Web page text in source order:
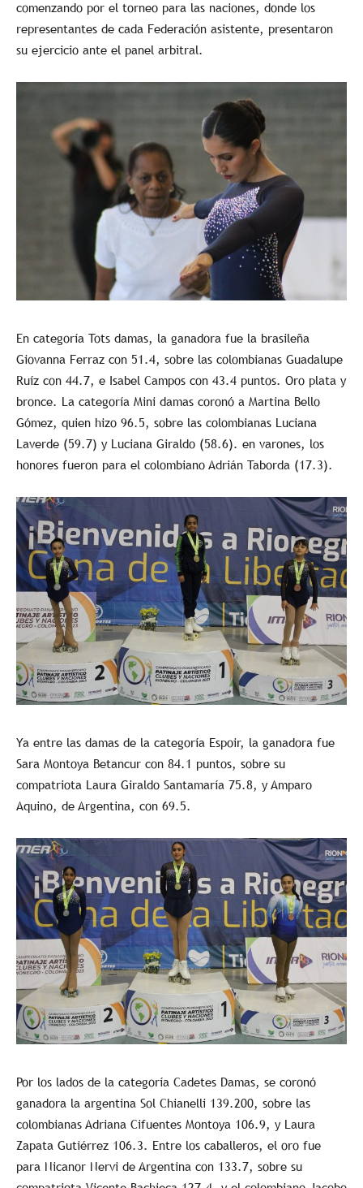
comenzando por el torneo para las naciones, donde los
representantes de cada Federación asistente, presentaron
su ejercicio ante el panel arbitral.
En categoría Tots damas, la ganadora fue la brasileña
Giovanna Ferraz con 51.4, sobre las colombianas Guadalupe
Ruíz con 44.7, e Isabel Campos con 43.4 puntos. Oro plata y
bronce. La categoría Mini damas coronó a Martina Bello
Gómez, quien hizo 96.5, sobre las colombianas Luciana
Laverde (59.7) y Luciana Giraldo (58.6). en varones, los
honores fueron para el colombiano Adrián Taborda (17.3).
Ya entre las damas de la categoría Espoir, la ganadora fue
Sara Montoya Betancur con 84.1 puntos, sobre su
compatriota Laura Giraldo Santamaría 75.8, y Amparo
Aquino, de Argentina, con 69.5.
Por los lados de la categoría Cadetes Damas, se coronó
ganadora la argentina Sol Chianelli 139.200, sobre las
colombianas Adriana Cifuentes Montoya 106.9, y Laura
Zapata Gutiérrez 106.3. Entre los caballeros, el oro fue
para Nicanor Nervi de Argentina con 133.7, sobre su